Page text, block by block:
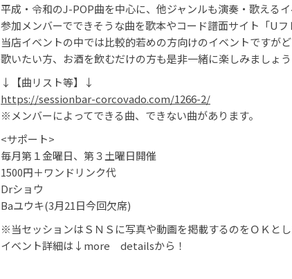
平成・令和のJ-POP曲を中心に、他ジャンルも演奏・歌えるイ
参加メンバーでできそうな曲を歌本やコード譜面サイト「U
当店イベントの中では比較的若めの方向けのイベントですが
歌いたい方、お酒を飲むだけの方も是非一緒に楽しみましょう
↓【曲リスト等】↓
https://sessionbar-corcovado.com/1266-2/
※メンバーによってできる曲、できない曲があります。
<サポート>
毎月第１金曜日、第３土曜日開催
1500円＋ワンドリンク代
Drショウ
Baユウキ(3月21日今回欠席)
※当セッションはＳＮＳに写真や動画を掲載するのをＯＫと
イベント詳細は↓more detailsから！